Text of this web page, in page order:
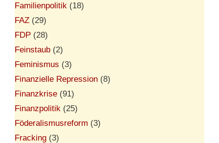
Familienpolitik (18)
FAZ (29)
FDP (28)
Feinstaub (2)
Feminismus (3)
Finanzielle Repression (8)
Finanzkrise (91)
Finanzpolitik (25)
Föderalismusreform (3)
Fracking (3)